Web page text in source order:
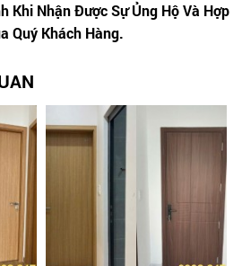
Khi Nhận Được Sự Ủng Hộ Và Hợp
Quý Khách Hàng.